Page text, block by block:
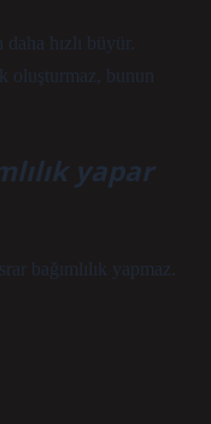
hızlı büyür.
oluşturmaz, bunun
yapar
bağımlılık yapmaz.